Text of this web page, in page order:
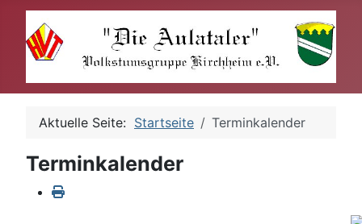
Aktuelle Seite: Startseite Terminkalender
Terminkalender